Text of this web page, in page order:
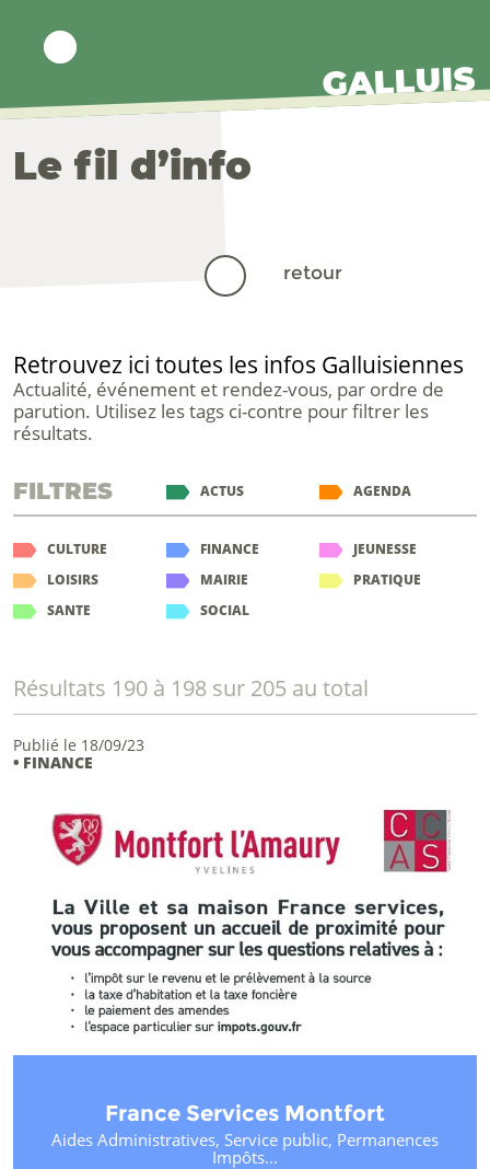
GALLUIS
Le fil d’info
Retrouvez ici toutes les infos Galluisiennes
Actualité, événement et rendez-vous, par ordre de
parution. Utilisez les tags ci-contre pour filtrer les
résultats.
FILTRES ACTUS AGENDA
CULTURE FINANCE
JEUNESSE
LOISIRS
MAIRIE
PRATIQUE
SANTE
SOCIAL
Résultats 190 à 198 sur 205 au total
Publié le 18/09/23
• FINANCE
France Services Montfort
Aides Administratives, Service public, Permanences
Impôts...